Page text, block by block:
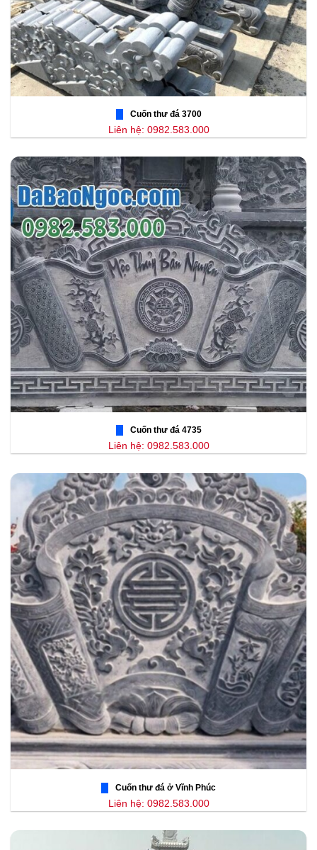
Cuốn thư đá 3700
Liên hệ: 0982.583.000
Cuốn thư đá 4735
Liên hệ: 0982.583.000
Cuốn thư đá ở Vĩnh Phúc
Liên hệ: 0982.583.000